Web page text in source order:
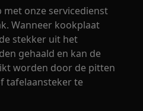
met onze servicedienst
Wanneer kookplaat
stekker uit het
gehaald en kan de
worden door de pitten
tafelaansteker te